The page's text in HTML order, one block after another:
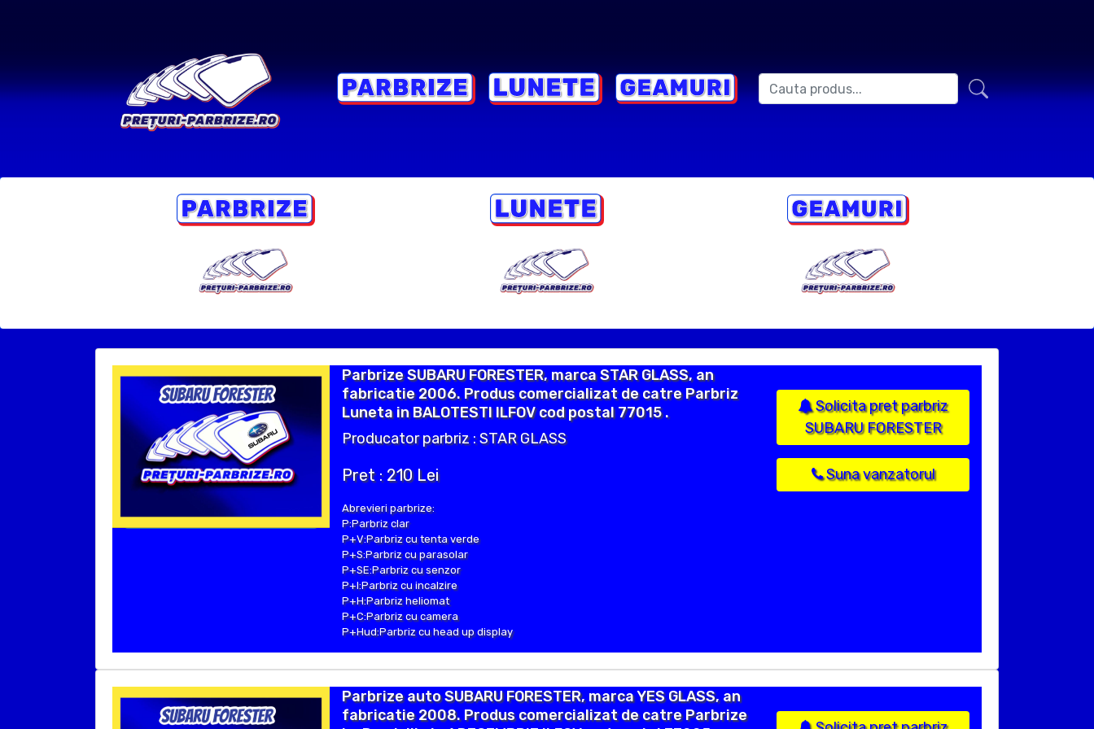
Parbrize SUBARU FORESTER, marca STAR GLASS, an
fabricatie 2006. Produs comercializat de catre Parbriz
Luneta in BALOTESTI ILFOV cod postal 77015 .
Producator parbriz : STAR GLASS
Pret : 210 Lei
Abrevieri parbrize:
P:Parbriz clar
P+V:Parbriz cu tenta verde
P+S:Parbriz cu parasolar
P+SE:Parbriz cu senzor
P+I:Parbriz cu incalzire
P+H:Parbriz heliomat
P+C:Parbriz cu camera
P+Hud:Parbriz cu head up display
Solicita pret parbriz
SUBARU FORESTER
Suna vanzatorul
Parbrize auto SUBARU FORESTER, marca YES GLASS, an
fabricatie 2008. Produs comercializat de catre Parbrize